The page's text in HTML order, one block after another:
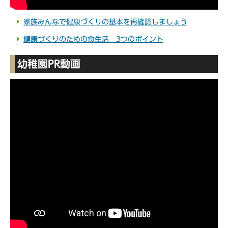
家族みんなで健康づくりの基本を再確認しましょう
健康づくりのための食生活 3つのポイント
幼稚園PR動画